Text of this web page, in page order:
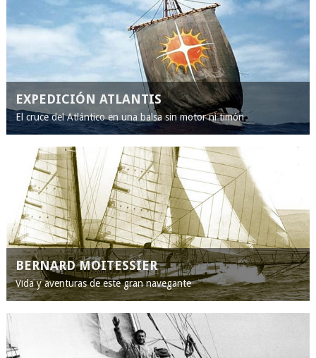
EXPEDICIÓN ATLANTIS
El cruce del Atlántico en una balsa sin motor ni timón
BERNARD MOITESSIER
Vida y aventuras de este gran navegante